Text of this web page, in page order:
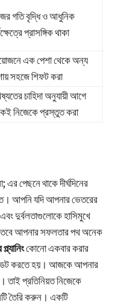
গতি বৃদ্ধি ও আধুনিক
প্রাসঙ্গিক থাকা
এক পেশা থেকে অন্য
সহজে শিফট করা
চাহিদা অনুযায়ী আগে
নিজেকে প্রস্তুত করা
পেছনে থাকে দীর্ঘদিনের
আপনি যদি আপনার ভেতরের
দুর্বলতাগুলোকে হাসিমুখে
তবে আপনার সফলতার পথ অনেক
কোনো একবার করার
করতে হয়। আজকে আপনার
তাই প্রতিনিয়ত নিজেকে
তৈরি করুন। একটি